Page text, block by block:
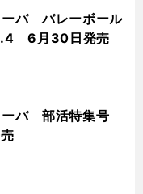
ーバ バレーボール
6月30日発売
ーバ 部活特集号